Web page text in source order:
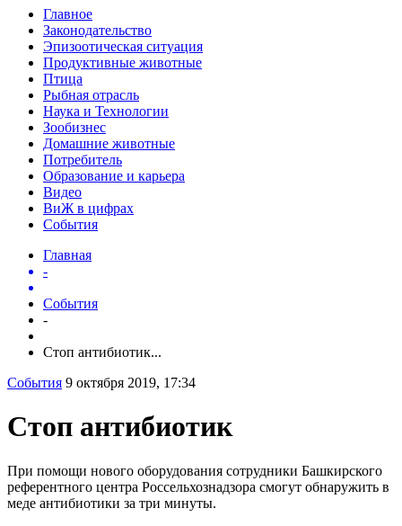
Главное
Законодательство
Эпизоотическая ситуация
Продуктивные животные
Птица
Рыбная отрасль
Наука и Технологии
Зообизнес
Домашние животные
Потребитель
Образование и карьера
Видео
ВиЖ в цифрах
События
Главная
-
События
-
Стоп антибиотик...
События 9 октября 2019, 17:34
Стоп антибиотик
При помощи нового оборудования сотрудники Башкирского
референтного центра Россельхознадзора смогут обнаружить в
меде антибиотики за три минуты.